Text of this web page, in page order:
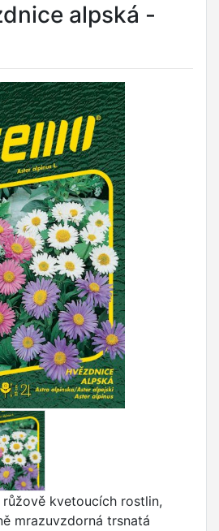
alpská -
růžově kvetoucích rostlin,
mrazuvzdorná trsnatá